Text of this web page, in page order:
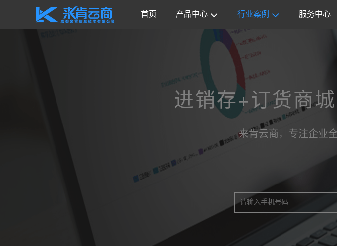
首页 产品中心 行业案例 服务中心
进销存+订货商
来肯云商，专注企业